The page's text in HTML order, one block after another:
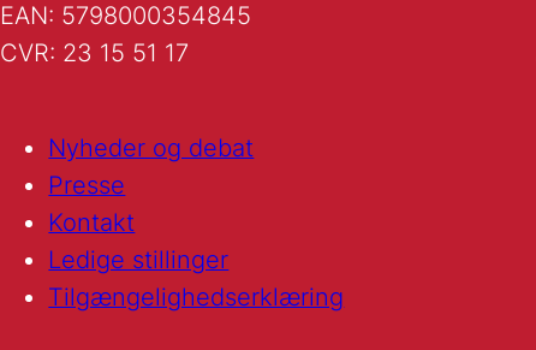
EAN: 5798000354845
CVR: 23 15 51 17
Nyheder og debat
Presse
Kontakt
Ledige stillinger
Tilgængelighedserklæring